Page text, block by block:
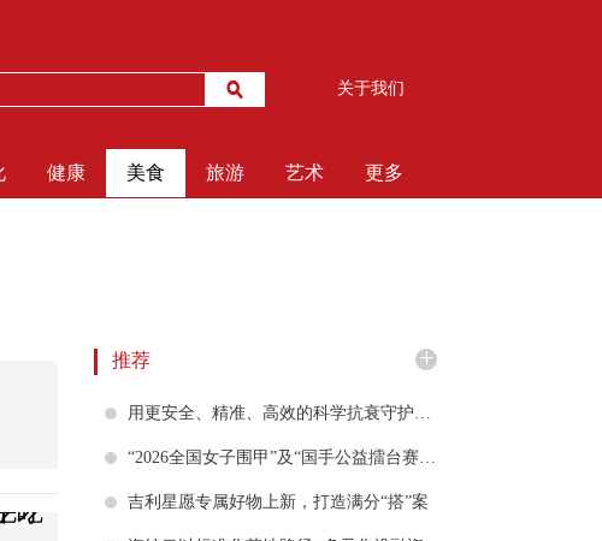
关于我们
健康 美食 旅游 艺术 更多
推荐 +
用更安全、精准、高效的科学抗衰守护您的明眸——莎蔓莉莎AI首尔星眸开启智能眼抗衰新时代
“2026全国女子围甲”及“国手公益擂台赛”同步登陆潍坊高密，山东平原桃花开队稳收主场大捷
吉利星愿专属好物上新，打造满分“搭”案